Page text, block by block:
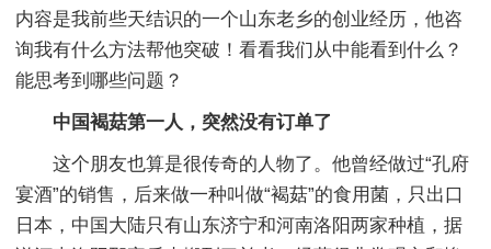
内容是我前些天结识的一个山东老乡的创业经历，他咨
询我有什么方法帮他突破！看看我们从中能看到什么？
能思考到哪些问题？
中国褐菇第一人，突然没有订单了
这个朋友也算是很传奇的人物了。他曾经做过“孔府
宴酒”的销售，后来做一种叫做“褐菇”的食用菌，只出口
日本，中国大陆只有山东济宁和河南洛阳两家种植，据